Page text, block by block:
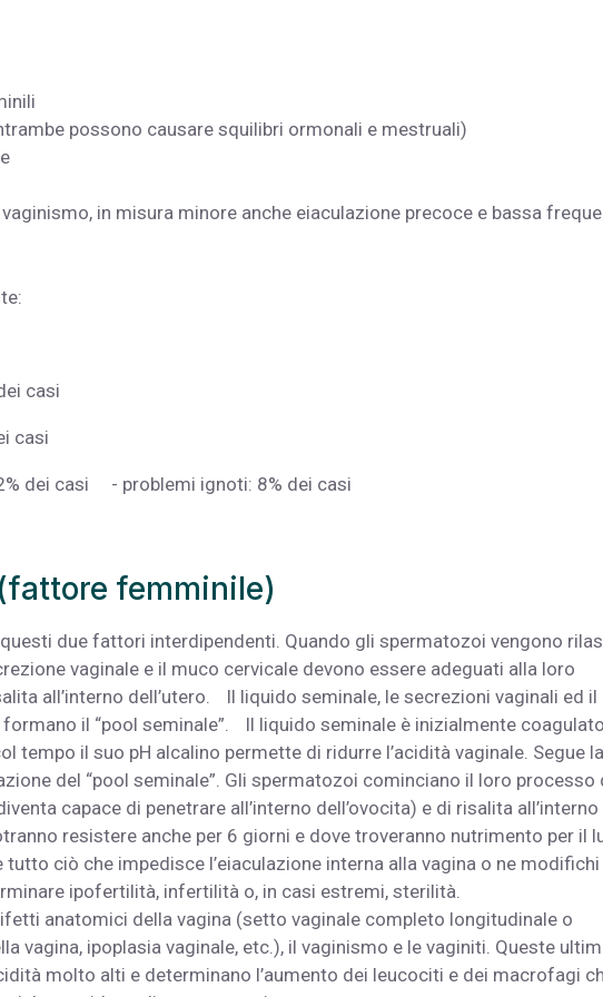
possono causare squilibri ormonali e mestruali)
vaginismo, in misura minore anche eiaculazione precoce e bassa
casi
casi
dei casi - problemi ignoti: 8% dei casi
femminile)
due fattori interdipendenti. Quando gli spermatozoi vengono
vaginale e il muco cervicale devono essere adeguati alla loro
all’interno dell’utero. Il liquido seminale, le secrezioni vaginali ed il
il “pool seminale”. Il liquido seminale è inizialmente
tempo il suo pH alcalino permette di ridurre l’acidità vaginale. Segue la
del “pool seminale”. Gli spermatozoi cominciano il loro processo
capace di penetrare all’interno dell’ovocita) e di risalita
resistere anche per 6 giorni e dove troveranno nutrimento per il
ciò che impedisce l’eiaculazione interna alla vagina o ne modifichi
ipofertilità, infertilità o, in casi estremi, sterilità.
anatomici della vagina (setto vaginale completo longitudinale o
vagina, ipoplasia vaginale, etc.), il vaginismo e le vaginiti. Queste
molto alti e determinano l’aumento dei leucociti e dei macrofagi